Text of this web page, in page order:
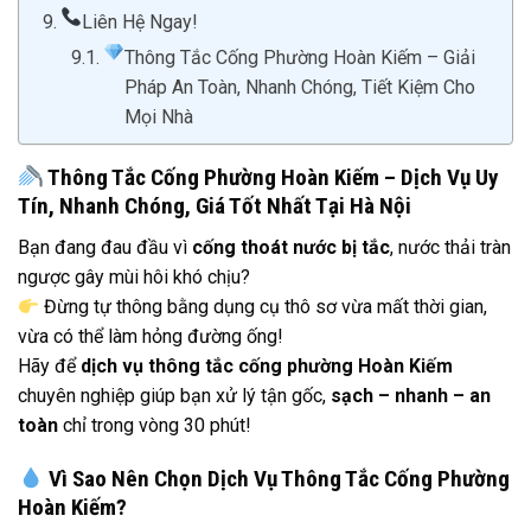
Liên Hệ Ngay!
Thông Tắc Cống Phường Hoàn Kiếm – Giải
Pháp An Toàn, Nhanh Chóng, Tiết Kiệm Cho
Mọi Nhà
Thông Tắc Cống Phường Hoàn Kiếm – Dịch Vụ Uy
Tín, Nhanh Chóng, Giá Tốt Nhất Tại Hà Nội
Bạn đang đau đầu vì cống thoát nước bị tắc, nước thải tràn
ngược gây mùi hôi khó chịu?
Đừng tự thông bằng dụng cụ thô sơ vừa mất thời gian,
vừa có thể làm hỏng đường ống!
Hãy để dịch vụ thông tắc cống phường Hoàn Kiếm
chuyên nghiệp giúp bạn xử lý tận gốc, sạch – nhanh – an
toàn chỉ trong vòng 30 phút!
Vì Sao Nên Chọn Dịch Vụ Thông Tắc Cống Phường
Hoàn Kiếm?